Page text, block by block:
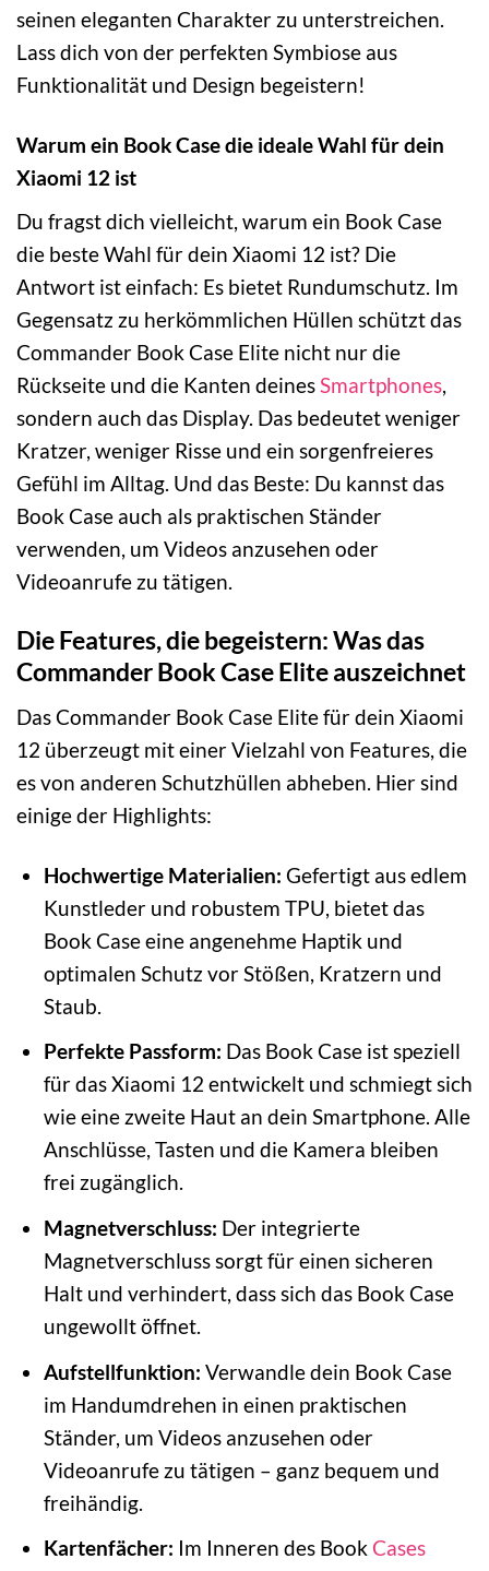
seinen eleganten Charakter zu unterstreichen.
Lass dich von der perfekten Symbiose aus
Funktionalität und Design begeistern!
Warum ein Book Case die ideale Wahl für dein
Xiaomi 12 ist
Du fragst dich vielleicht, warum ein Book Case
die beste Wahl für dein Xiaomi 12 ist? Die
Antwort ist einfach: Es bietet Rundumschutz. Im
Gegensatz zu herkömmlichen Hüllen schützt das
Commander Book Case Elite nicht nur die
Rückseite und die Kanten deines Smartphones
sondern auch das Display. Das bedeutet weniger
Kratzer, weniger Risse und ein sorgenfreieres
Gefühl im Alltag. Und das Beste: Du kannst das
Book Case auch als praktischen Ständer
verwenden, um Videos anzusehen oder
Videoanrufe zu tätigen.
Die Features, die begeistern: Was das
Commander Book Case Elite auszeichnet
Das Commander Book Case Elite für dein Xiaomi
12 überzeugt mit einer Vielzahl von Features, die
es von anderen Schutzhüllen abheben. Hier sind
einige der Highlights:
Hochwertige Materialien: Gefertigt aus edlem
Kunstleder und robustem TPU, bietet das
Book Case eine angenehme Haptik und
optimalen Schutz vor Stößen, Kratzern und
Staub.
Perfekte Passform: Das Book Case ist speziell
für das Xiaomi 12 entwickelt und schmiegt sich
wie eine zweite Haut an dein Smartphone. Alle
Anschlüsse, Tasten und die Kamera bleiben
frei zugänglich.
Magnetverschluss: Der integrierte
Magnetverschluss sorgt für einen sicheren
Halt und verhindert, dass sich das Book Case
ungewollt öffnet.
Aufstellfunktion: Verwandle dein Book Case
im Handumdrehen in einen praktischen
Ständer, um Videos anzusehen oder
Videoanrufe zu tätigen – ganz bequem und
freihändig.
Kartenfächer: Im Inneren des Book Cases